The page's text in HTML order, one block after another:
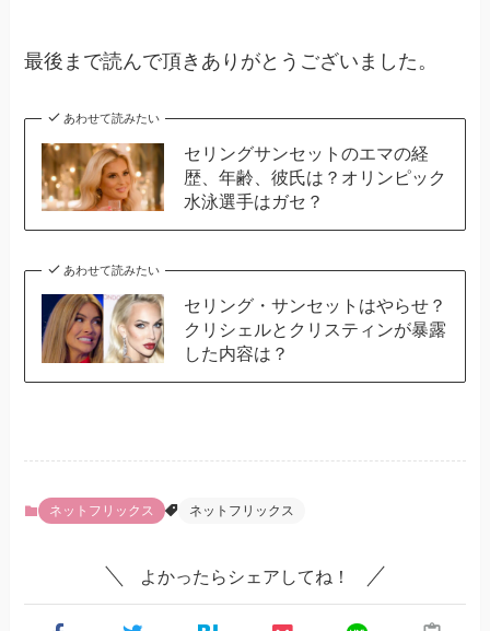
最後まで読んで頂きありがとうございました。
あわせて読みたい
セリングサンセットのエマの経
歴、年齢、彼氏は？オリンピック
水泳選手はガセ？
あわせて読みたい
セリング・サンセットはやらせ？
クリシェルとクリスティンが暴露
した内容は？
ネットフリックス ネットフリックス
よかったらシェアしてね！